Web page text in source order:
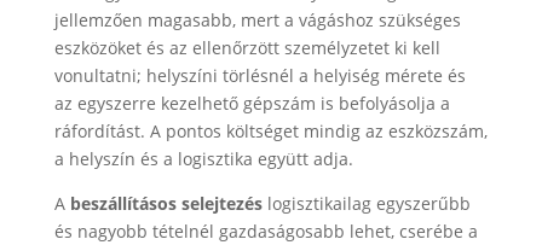
jellemzően magasabb, mert a vágáshoz szükséges
eszközöket és az ellenőrzött személyzetet ki kell
vonultatni; helyszíni törlésnél a helyiség mérete és
az egyszerre kezelhető gépszám is befolyásolja a
ráfordítást. A pontos költséget mindig az eszközszám,
a helyszín és a logisztika együtt adja.
A beszállításos selejtezéslogisztikailag egyszerűbb
és nagyobb tételnél gazdaságosabb lehet, cserébe a